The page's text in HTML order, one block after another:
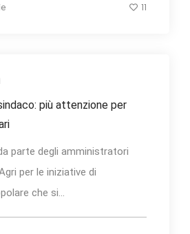
11
più attenzione per
parte degli amministratori
per le iniziative di
che si...